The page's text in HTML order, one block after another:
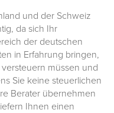
und der Schweiz
da sich Ihr
der deutschen
in Erfahrung bringen,
müssen und
Sie keine steuerlichen
Berater übernehmen
Ihnen einen